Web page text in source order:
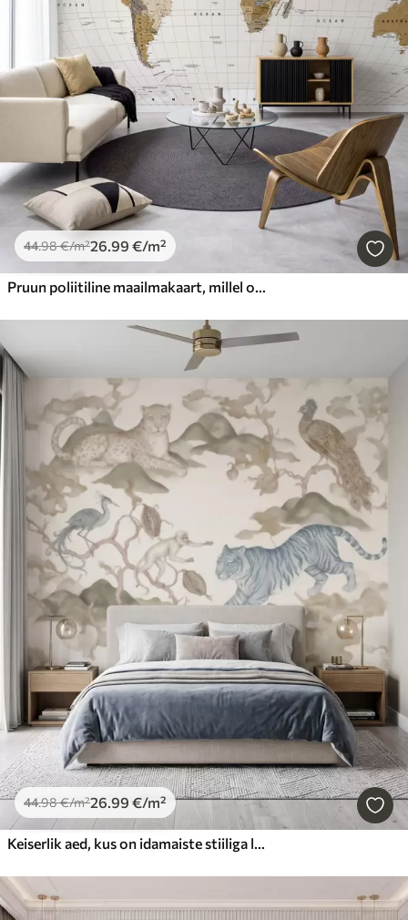
44.98€/m²26.99 €/m²
Pruun poliitiline maailmakaart, millel on lipud ja ingliskeelsed nimetused
44.98€/m²26.99 €/m²
Keiserlik aed, kus on idamaiste stiiliga loomad – ahv, leopard, tiiger, paabulind ja kurg